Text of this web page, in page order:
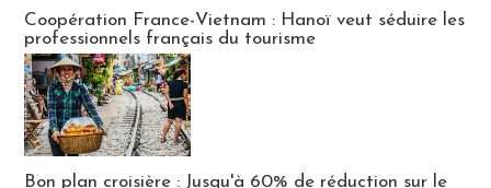
Coopération France-Vietnam : Hanoï veut séduire les
professionnels français du tourisme
Bon plan croisière : Jusqu'à 60% de réduction sur le